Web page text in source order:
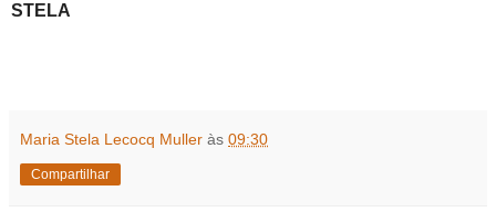
STELA
Maria Stela Lecocq Muller às 09:30
Compartilhar